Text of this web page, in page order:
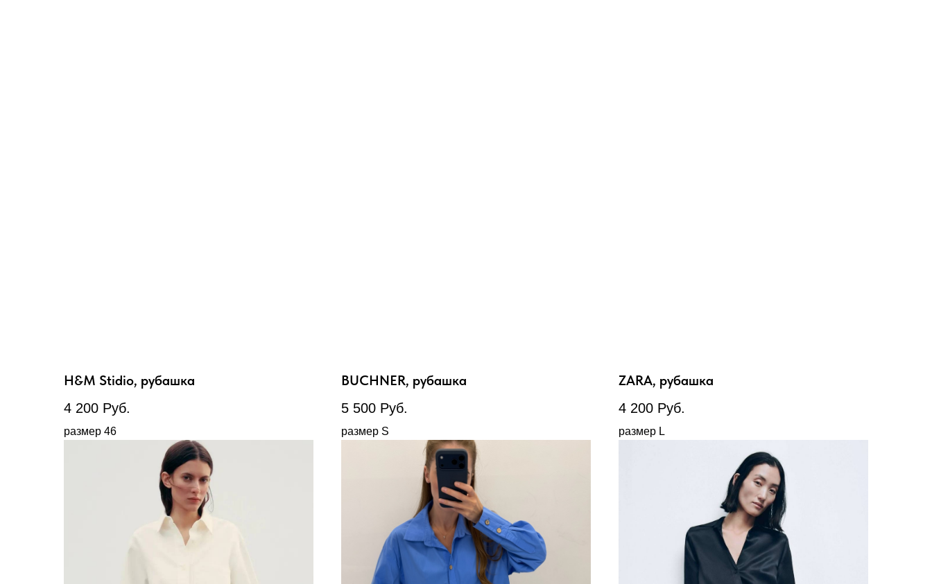
H&M Stidio, рубашка
4 200 Руб.
размер 46
BUCHNER, рубашка
5 500 Руб.
размер S
ZARA, рубашка
4 200 Руб.
размер L